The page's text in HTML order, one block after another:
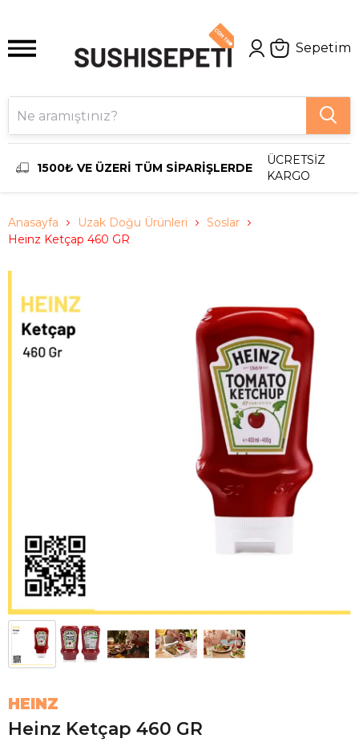
Sepetim
1500₺ VE ÜZERİ TÜM SİPARİŞLERDE
ÜCRETSİZ
KARGO
Anasayfa Uzak Doğu Ürünleri
Soslar
Heinz Ketçap 460 GR
HEINZ
Heinz Ketçap 460 GR